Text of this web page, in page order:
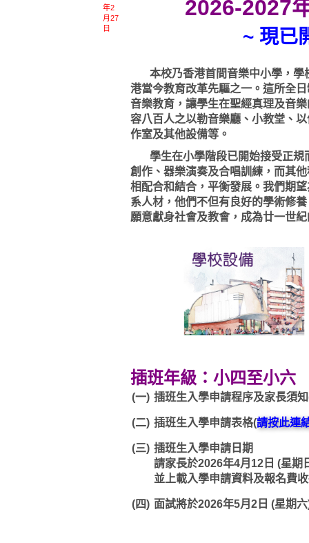
年2
月27
日
2026-2027
~ 現已
本校乃香港首間音樂中小學，學
港當今教育改革先驅之一。這所全
音樂教育，讓學生在聖經真理及音
容八百人之以勒音樂廳、小教堂、
作室及其他設備等。
學生在小學階段已開始接受正規
創作、器樂演奏及合唱訓練，而其
相配合和結合，平衡發展。我們期
系人材，他們不但有良好的學術修
願意獻身社會及教會，成為廿一世
插班年級：小四至小六
(一) 插班生入學申請程序及家長須
(二) 插班生入學申請表格(請按此連
(三) 插班生入學申請日期
請家長於2026年4月12日 (星期
並上載入學申請資料及報名費
(四) 面試將於2026年5月2日 (星期